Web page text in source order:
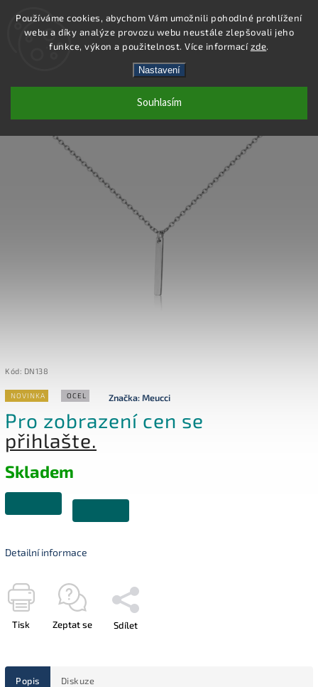
Používáme cookies, abychom Vám umožnili pohodlné prohlížení
webu a díky analýze provozu webu neustále zlepšovali jeho
funkce, výkon a použitelnost. Více informacízde.
Nastavení
Souhlasím
Hledat
DN138 - NÁHRDELNÍK OCEL
Kód: DN138
NOVINKA OCEL Značka:Meucci
Pro zobrazení cen se
přihlašte.
Skladem
Detailní informace
Tisk Zeptat se Sdílet
Popis Diskuze